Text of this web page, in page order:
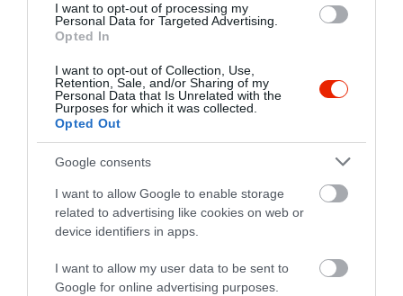
I want to opt-out of processing my
Personal Data for Targeted Advertising.
Opted In
I want to opt-out of Collection, Use,
Retention, Sale, and/or Sharing of my
Personal Data that Is Unrelated with the
Purposes for which it was collected.
Opted Out
Google consents
I want to allow Google to enable storage
related to advertising like cookies on web or
device identifiers in apps.
I want to allow my user data to be sent to
Google for online advertising purposes.
Értékelések
3.7
Összesen 3
5 2
4 0
3
2 0
A legjobb hely! Évek óta